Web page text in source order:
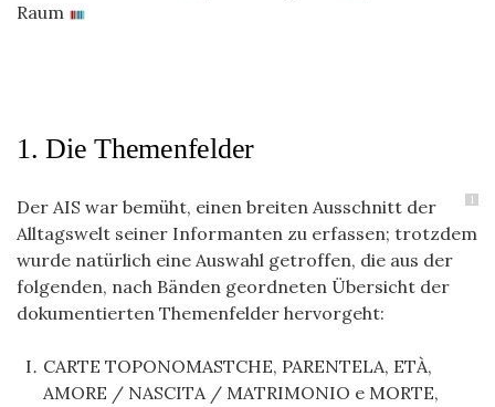
Raum
1. Die Themenfelder
1
Der AIS war bemüht, einen breiten Ausschnitt der
Alltagswelt seiner Informanten zu erfassen; trotzdem
wurde natürlich eine Auswahl getroffen, die aus der
folgenden, nach Bänden geordneten Übersicht der
dokumentierten Themenfelder hervorgeht:
CARTE TOPONOMASTCHE, PARENTELA, ETÀ,
AMORE / NASCITA / MATRIMONIO e MORTE,